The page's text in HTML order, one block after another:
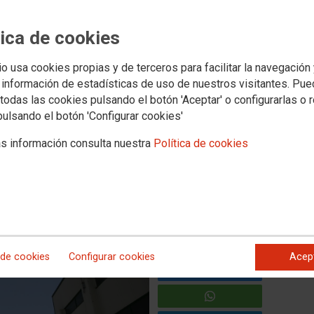
de cookies
usa cookies propias y de terceros para facilitar la navegación
de estadísticas de uso de nuestros visitantes.
las cookies pulsando el botón 'Aceptar' o configurarlas o
el botón 'Configurar cookies'
información consulta nuestra Política de cookies
cookies Configurar cookies
positivamente el
las mesas técnicas y pone
de Navantia
que apuesta por la línea que llevamos defendiendo
desconvocar la huelga en las empresas auxiliares de
subraya que el sitio donde se debe discutir este